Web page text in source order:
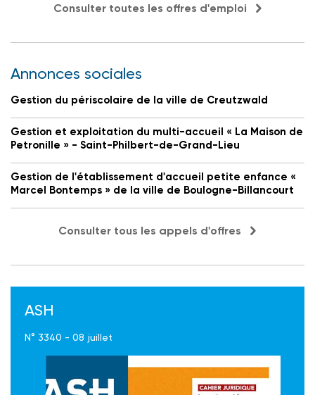
Consulter toutes les offres d'emploi
Annonces sociales
Gestion du périscolaire de la ville de Creutzwald
Gestion et exploitation du multi-accueil « La Maison de
Petronille » - Saint-Philbert-de-Grand-Lieu
Gestion de l'établissement d'accueil petite enfance «
Marcel Bontemps » de la ville de Boulogne-Billancourt
Consulter tous les appels d'offres
ASH
N° 3340 - 08 juillet